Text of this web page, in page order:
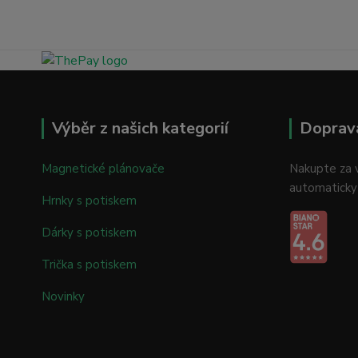
Výběr z našich kategorií
Magnetické plánovače
Hrnky s potiskem
Dárky s potiskem
Trička s potiskem
Novinky
Nakupte za